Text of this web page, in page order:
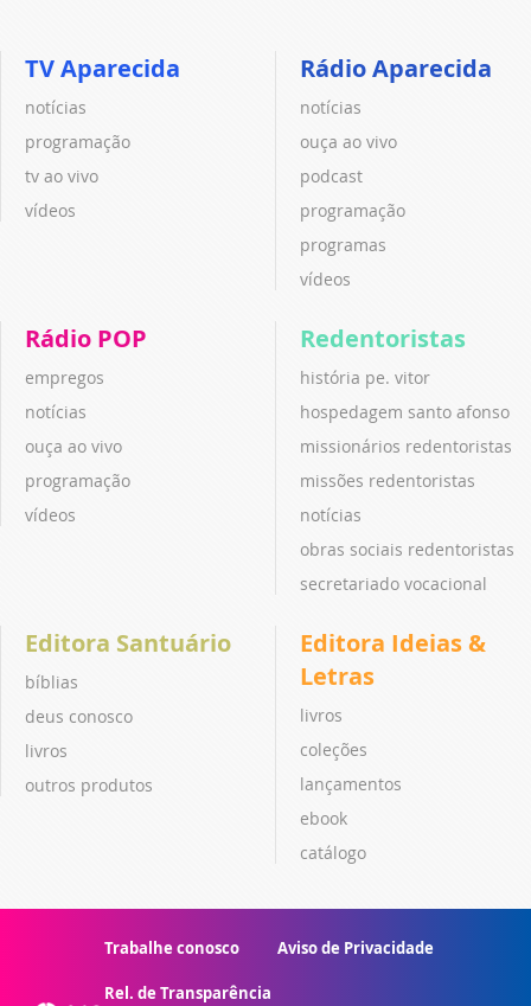
TV Aparecida
notícias
programação
tv ao vivo
vídeos
Rádio Aparecida
notícias
ouça ao vivo
podcast
programação
programas
vídeos
Rádio POP
empregos
notícias
ouça ao vivo
programação
vídeos
Redentoristas
história pe. vitor
hospedagem santo afonso
missionários redentoristas
missões redentoristas
notícias
obras sociais redentoristas
secretariado vocacional
Editora Santuário
bíblias
deus conosco
livros
outros produtos
Editora Ideias &
Letras
livros
coleções
lançamentos
ebook
catálogo
Trabalhe conosco Aviso de Privacidade
Rel. de Transparência